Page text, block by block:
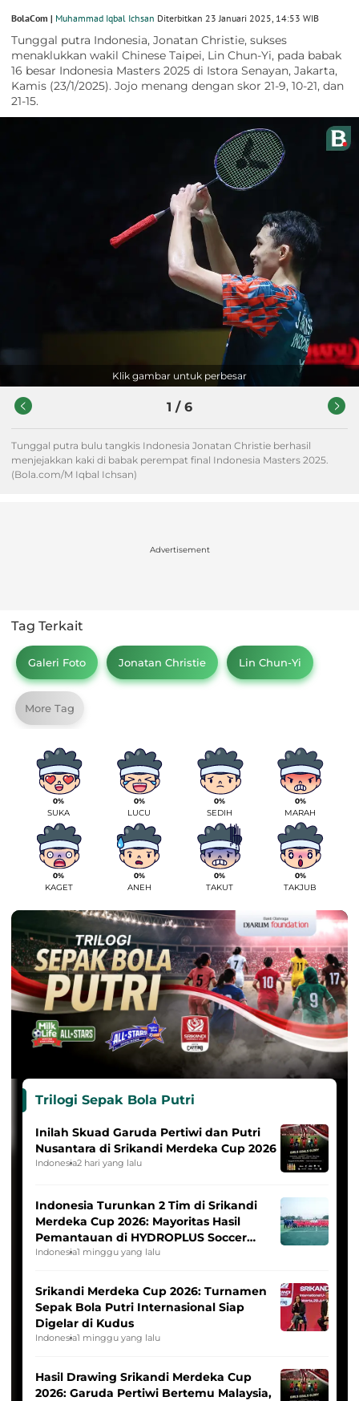
BolaCom | Muhammad Iqbal Ichsan Diterbitkan 23 Januari 2025, 14:53 WIB
Tunggal putra Indonesia, Jonatan Christie, sukses
menaklukkan wakil Chinese Taipei, Lin Chun-Yi, pada babak
16 besar Indonesia Masters 2025 di Istora Senayan, Jakarta,
Kamis (23/1/2025). Jojo menang dengan skor 21-9, 10-21, dan
21-15.
Klik gambar untuk perbesar
1 / 6
Tunggal putra bulu tangkis Indonesia Jonatan Christie berhasil
menjejakkan kaki di babak perempat final Indonesia Masters 2025.
(Bola.com/M Iqbal Ichsan)
Advertisement
Tag Terkait
Galeri Foto Jonatan Christie Lin Chun-Yi
More Tag
0%
SUKA
0%
LUCU
0%
SEDIH
0%
MARAH
0%
KAGET
0%
ANEH
0%
TAKUT
0%
TAKJUB
Trilogi Sepak Bola Putri
Inilah Skuad Garuda Pertiwi dan Putri
Nusantara di Srikandi Merdeka Cup 2026
Indonesia2 hari yang lalu
Indonesia Turunkan 2 Tim di Srikandi
Merdeka Cup 2026: Mayoritas Hasil
Pemantauan di HYDROPLUS Soccer
League
Indonesia1 minggu yang lalu
Srikandi Merdeka Cup 2026: Turnamen
Sepak Bola Putri Internasional Siap
Digelar di Kudus
Indonesia1 minggu yang lalu
Hasil Drawing Srikandi Merdeka Cup
2026: Garuda Pertiwi Bertemu Malaysia,